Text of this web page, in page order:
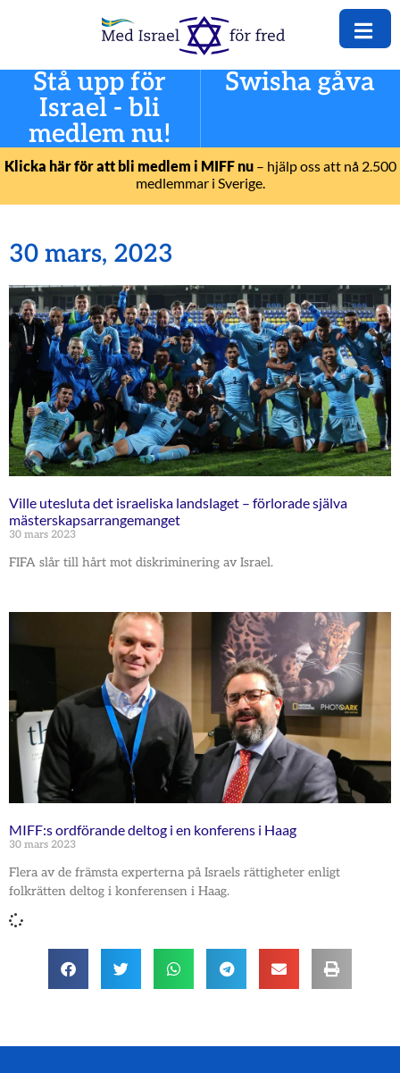
Stå upp för
Israel - bli
medlem nu!
Swisha gåva
Klicka här för att bli medlem i MIFF nu– hjälp oss att nå 2.500
medlemmar i Sverige.
30 mars, 2023
Ville utesluta det israeliska landslaget – förlorade själva
mästerskapsarrangemanget
30 mars 2023
FIFA slår till hårt mot diskriminering av Israel.
MIFF:s ordförande deltog i en konferens i Haag
30 mars 2023
Flera av de främsta experterna på Israels rättigheter enligt
folkrätten deltog i konferensen i Haag.